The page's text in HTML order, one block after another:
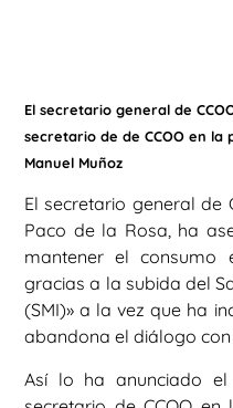
El secretario general de
secretario de de CCOO en la
Manuel Muñoz
El secretario general de
Paco de la Rosa, ha
mantener el consumo
gracias a la subida del
(SMI)» a la vez que ha
abandona el diálogo
Así lo ha anunciado